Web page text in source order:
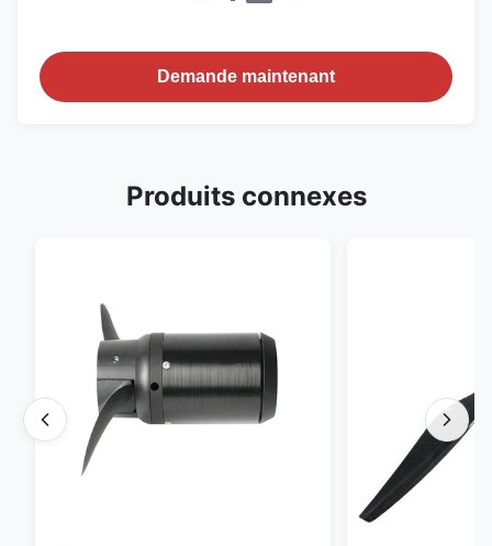
Demande maintenant
Produits connexes